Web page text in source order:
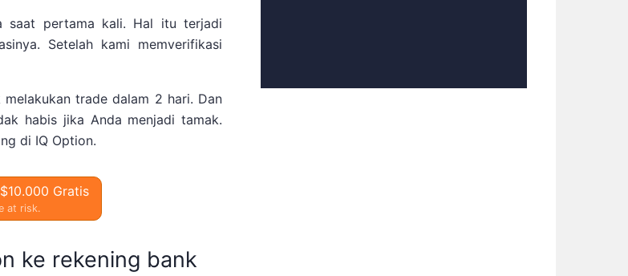
saat pertama kali. Hal itu terjadi
Setelah kami memverifikasi
trade dalam 2 hari. Dan
habis jika Anda menjadi tamak.
di IQ Option.
Gratis
at risk.
ke rekening bank